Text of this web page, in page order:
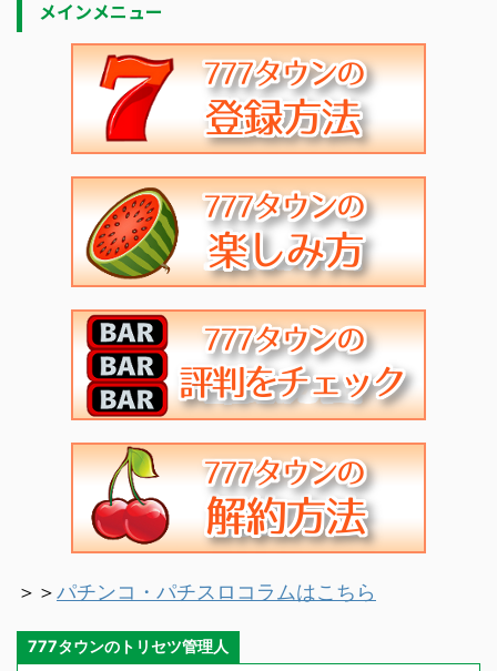
メインメニュー
＞＞パチンコ・パチスロコラムはこちら
777タウンのトリセツ管理人